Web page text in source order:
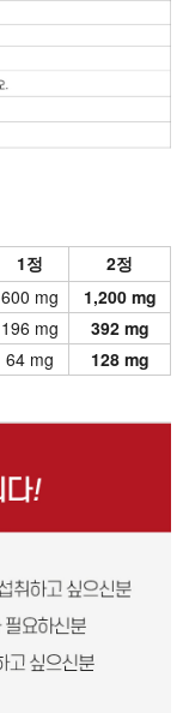
1정
2정
600 mg
1,200 mg
196 mg
392 mg
64 mg 128 mg